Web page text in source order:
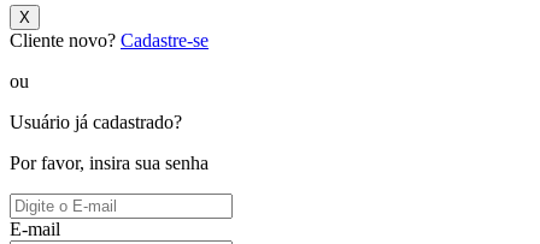
X
Cliente novo? Cadastre-se
ou
Usuário já cadastrado?
Por favor, insira sua senha
E-mail